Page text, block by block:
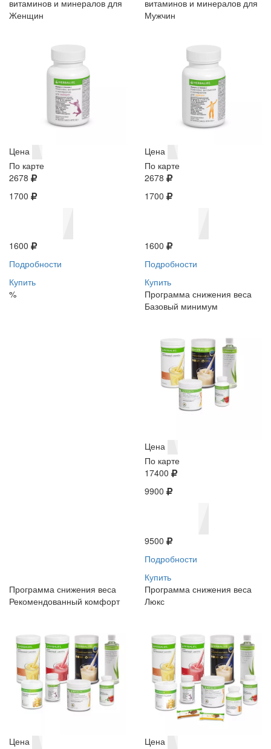
витаминов и минералов для
Женщин
Цена
По карте
2678
1700
1600
Подробности
Купить
%
витаминов и минералов для
Мужчин
Цена
По карте
2678
1700
1600
Подробности
Купить
Программа снижения веса
Базовый минимум
Цена
По карте
17400
9900
9500
Подробности
Купить
Программа снижения веса
Рекомендованный комфорт
Цена
Программа снижения веса
Люкс
Цена